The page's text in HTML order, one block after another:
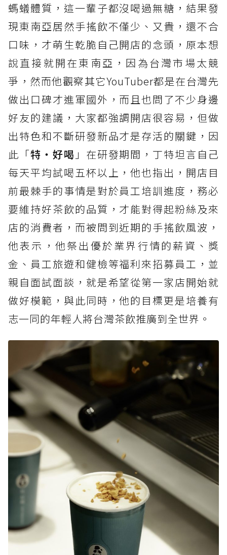
螞蟻體質，這一輩子都沒喝過無糖，結果發
現東南亞居然手搖飲不僅少、又貴，還不合
口味，才萌生乾脆自己開店的念頭，原本想
說直接就開在東南亞，因為台灣市場太競
爭，然而他觀察其它YouTuber都是在台灣先
做出口碑才進軍國外，而且也問了不少身邊
好友的建議，大家都強調開店很容易，但做
出特色和不斷研發新品才是存活的關鍵，因
此「特‧好喝 」在研發期間，丁特坦言自己
每天平均試喝五杯以上，他也指出，開店目
前最棘手的事情是對於員工培訓進度，務必
要維持好茶飲的品質，才能對得起粉絲及來
店的消費者，而被問到近期的手搖飲風波，
他表示，他祭出優於業界行情的薪資、獎
金、員工旅遊和健檢等福利來招募員工，並
親自面試面談，就是希望從第一家店開始就
做好模範，與此同時，他的目標更是培養有
志一同的年輕人將台灣茶飲推廣到全世界。